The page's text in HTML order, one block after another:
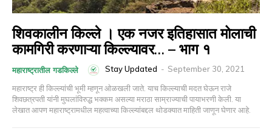
शिवकालीन किल्ले । एक नजर इतिहासात मोलाची
कामगिरी करणाऱ्या किल्ल्यावर… – भाग १
महाराष्ट्रातील गडकिल्ले Stay Updated - September 30, 2021
महाराष्ट्र ही किल्ल्यांची भूमी म्हणून ओळखली जाते. याच किल्ल्याची मदत घेऊन राजे
शिवछत्रपती यांनी मुघलांविरुद्ध भक्कम असल्या मराठा साम्राज्याची पायाभरणी केली. या
लेखात आपण महाराष्ट्रामधील महत्वाच्या किल्ल्यांबद्दल थोडक्यात माहिती जाणून घेणार आहे.